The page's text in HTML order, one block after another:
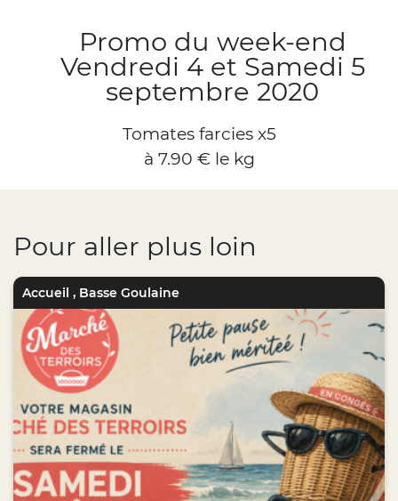
Promo du week-end
Vendredi 4 et Samedi 5
septembre 2020
Tomates farcies x5
à 7.90 € le kg
Pour aller plus loin
Accueil , Basse Goulaine